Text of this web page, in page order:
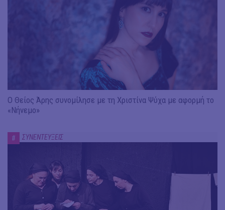
Ο Θείος Άρης συνομίλησε με τη Χριστίνα Ψύχα με αφορμή το
«Νήνεμο»
# ΣΥΝΕΝΤΕΥΞΕΙΣ